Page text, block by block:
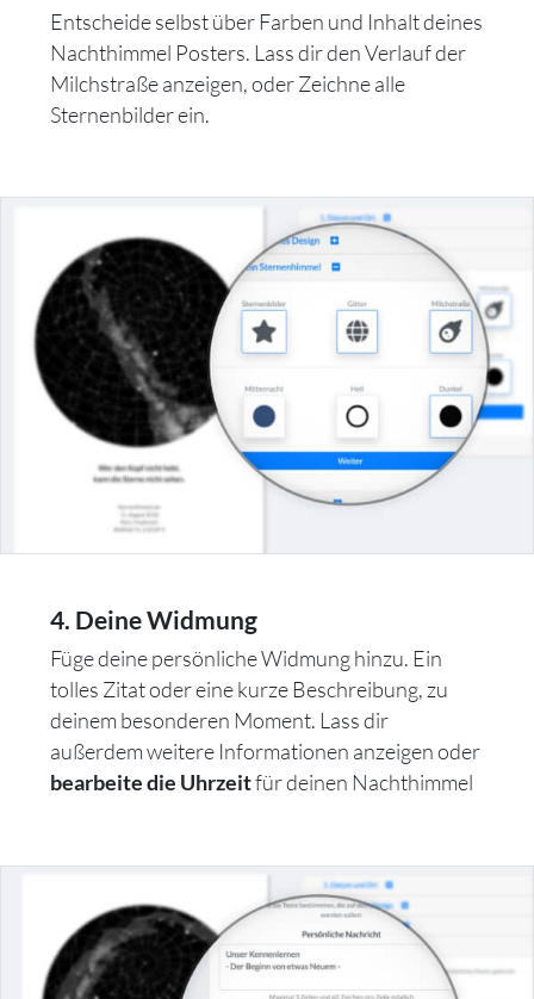
Entscheide selbst über Farben und Inhalt deines
Nachthimmel Posters. Lass dir den Verlauf der
Milchstraße anzeigen, oder Zeichne alle
Sternenbilder ein.
4. Deine Widmung
Füge deine persönliche Widmung hinzu. Ein
tolles Zitat oder eine kurze Beschreibung, zu
deinem besonderen Moment. Lass dir
außerdem weitere Informationen anzeigen oder
bearbeite die Uhrzeitfür deinen Nachthimmel